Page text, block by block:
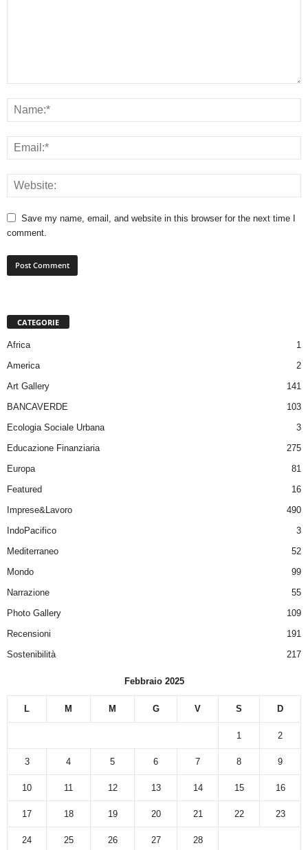
Save my name, email, and website in this browser for the next time I
comment.
CATEGORIE
Africa
1
America
2
Art Gallery
141
BANCAVERDE
103
Ecologia Sociale Urbana
3
Educazione Finanziaria
275
Europa
81
Featured
16
Imprese&Lavoro
490
IndoPacifico
3
Mediterraneo
52
Mondo
99
Narrazione
55
Photo Gallery
109
Recensioni
191
Sostenibilità
217
Febbraio 2025
L M M G V S D
1 2
3 4 5 6 7 8 9
10 11 12 13 14 15 16
17 18 19 20 21 22 23
24 25 26 27
28